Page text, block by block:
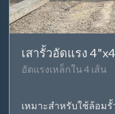
เสารั้วอัดแรง
อัดแรงเหล็กใน 4 เส้น
เหมาะสำหรับใช้ล้อม